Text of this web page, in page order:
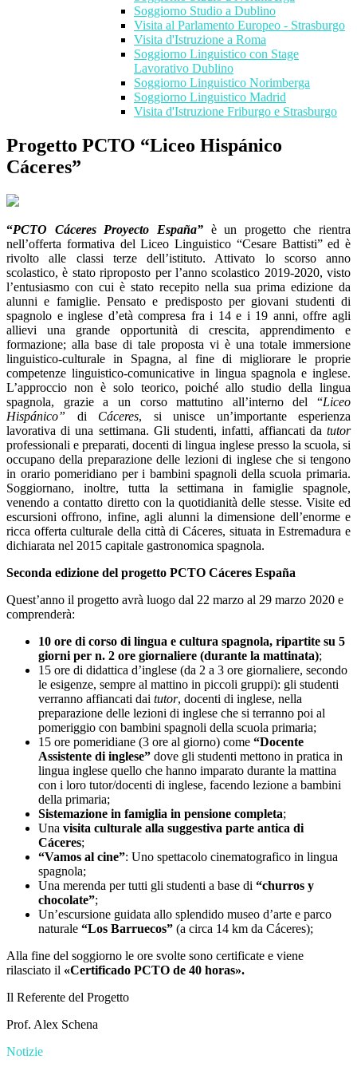
Soggiorno Studio a Dublino
Visita al Parlamento Europeo - Strasburgo
Visita d'Istruzione a Roma
Soggiorno Linguistico con Stage
Lavorativo Dublino
Soggiorno Linguistico Norimberga
Soggiorno Linguistico Madrid
Visita d'Istruzione Friburgo e Strasburgo
Progetto PCTO “Liceo Hispánico
Cáceres”
“PCTO Cáceres Proyecto España”è un progetto che rientra
nell’offerta formativa del Liceo Linguistico “Cesare Battisti” ed è
rivolto alle classi terze dell’istituto. Attivato lo scorso anno
scolastico, è stato riproposto per l’anno scolastico 2019-2020, visto
l’entusiasmo con cui è stato recepito nella sua prima edizione da
alunni e famiglie. Pensato e predisposto per giovani studenti di
spagnolo e inglese d’età compresa fra i 14 e i 19 anni, offre agli
allievi una grande opportunità di crescita, apprendimento e
formazione; alla base di tale proposta vi è una totale immersione
linguistico-culturale in Spagna, al fine di migliorare le proprie
competenze linguistico-comunicative in lingua spagnola e inglese.
L’approccio non è solo teorico, poiché allo studio della lingua
spagnola, grazie a un corso mattutino all’interno del “Liceo
Hispánico” di Cáceres, si unisce un’importante esperienza
lavorativa di una settimana. Gli studenti, infatti, affiancati da tutor
professionali e preparati, docenti di lingua inglese presso la scuola, si
occupano della preparazione delle lezioni di inglese che si tengono
in orario pomeridiano per i bambini spagnoli della scuola primaria.
Soggiornano, inoltre, tutta la settimana in famiglie spagnole,
venendo a contatto diretto con la quotidianità delle stesse. Visite ed
escursioni offrono, infine, agli alunni la dimensione dell’enorme e
ricca offerta culturale della città di Cáceres, situata in Estremadura e
dichiarata nel 2015 capitale gastronomica spagnola.
Seconda edizione del progetto PCTO Cáceres España
Quest’anno il progetto avrà luogo dal 22 marzo al 29 marzo 2020 e
comprenderà:
10 ore di corso di lingua e cultura spagnola, ripartite su 5
giorni per n. 2 ore giornaliere (durante la mattinata);
15 ore di didattica d’inglese (da 2 a 3 ore giornaliere, secondo
le esigenze, sempre al mattino in piccoli gruppi): gli studenti
verranno affiancati dai tutor, docenti di inglese, nella
preparazione delle lezioni di inglese che si terranno poi al
pomeriggio con bambini spagnoli della scuola primaria;
15 ore pomeridiane (3 ore al giorno) come “Docente
Assistente di inglese” dove gli studenti mettono in pratica in
lingua inglese quello che hanno imparato durante la mattina
con i loro tutor/docenti di inglese, facendo lezione a bambini
della primaria;
Sistemazione in famiglia in pensione completa;
Una visita culturale alla suggestiva parte antica di
Cáceres;
“Vamos al cine”: Uno spettacolo cinematografico in lingua
spagnola;
Una merenda per tutti gli studenti a base di “churros y
chocolate”;
Un’escursione guidata allo splendido museo d’arte e parco
naturale “Los Barruecos” (a circa 14 km da Cáceres);
Alla fine del soggiorno le ore svolte sono certificate e viene
rilasciato il «Certificado PCTO de 40 horas».
Il Referente del Progetto
Prof. Alex Schena
Notizie